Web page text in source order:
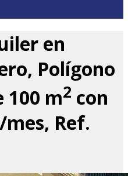
en
Polígono
100 m2 con
mes, Ref.